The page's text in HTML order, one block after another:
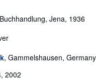
Jena, 1936
, Gammelshausen, Germany
2002